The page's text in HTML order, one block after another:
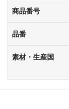
商品番号
品番
素材・生産国